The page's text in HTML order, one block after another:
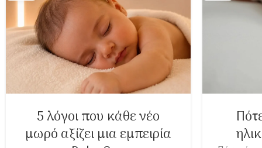
5 λόγοι που κάθε νέο
μωρό αξίζει μια εμπειρία